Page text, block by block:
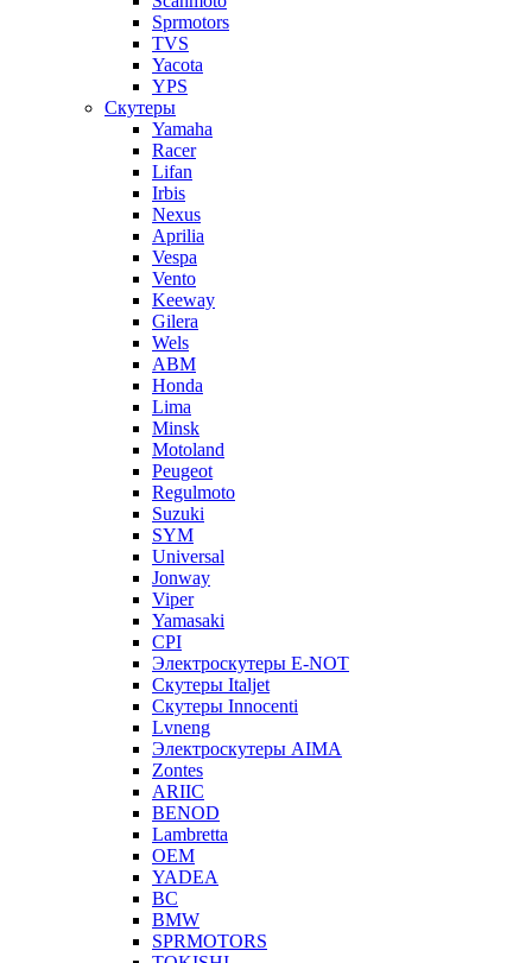
Sprmotors
TVS
Yacota
YPS
Скутеры
Yamaha
Racer
Lifan
Irbis
Nexus
Aprilia
Vespa
Vento
Keeway
Gilera
Wels
ABM
Honda
Lima
Minsk
Motoland
Peugeot
Regulmoto
Suzuki
SYM
Universal
Jonway
Viper
Yamasaki
CPI
Электроскутеры E-NOT
Скутеры Italjet
Скутеры Innocenti
Lvneng
Электроскутеры AIMA
Zontes
ARIIC
BENOD
Lambretta
OEM
YADEA
BC
BMW
SPRMOTORS